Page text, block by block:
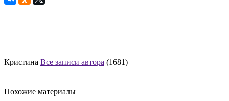
Кристина Все записи автора (1681)
Похожие материалы